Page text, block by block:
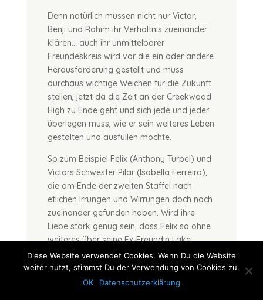
Denn natürlich müssen nicht nur Victor,
Benji und Rahim ihr Verhältnis zueinander
klären… auch ihr unmittelbarer
Freundeskreis wird vor die ein oder andere
Herausforderung gestellt und muss
durchaus wichtige Weichen für die Zukunft
stellen, jetzt da die Zeit an der Creekwood
High zu Ende geht und sich jede und jeder
überlegen muss, wie er sein weiteres Leben
gestalten und ausfüllen möchte.
So zum Beispiel Felix (Anthony Turpel) und
Victors Schwester Pilar (Isabella Ferreira),
die am Ende der zweiten Staffel nach
etlichen Irrungen und Wirrungen doch noch
zueinander gefunden haben. Wird ihre
Liebe stark genug sein, dass Felix so ohne
weiteres über seine Ex-Freundin Lake
(Bebe Wood) hinwegkommen kann? Und
apropos Lake… was hat es mit ihr und
Mitschülerin Lucy (Ava Capri) auf sich? Hat
Diese Website verwendet Cookies. Wenn Du die Website
weiter nutzt, stimmst Du der Verwendung von Cookies zu.
OK
Datenschutzerklärung